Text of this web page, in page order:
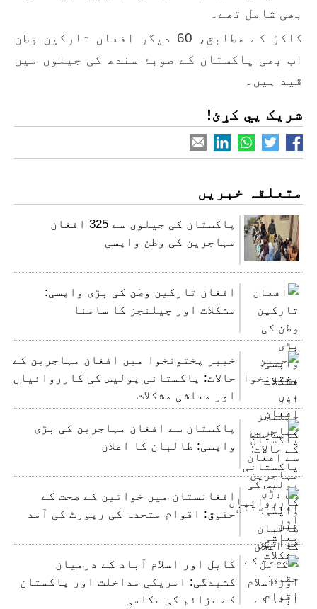
بھی شامل تھے۔
کاکڑ کے مطابق، 60 دیگر افغان تارکین وطن
اب بھی پاکستان کے صوبۂ سندھ کی جیلوں میں
قید ہیں۔
شریک یي کړئ!
متعلقہ خبریں
پاکستان کی جیلوں سے 325 افغان
مہاجرین کی وطن واپسی
افغان تارکین وطن کی بڑی واپسی:
مشکلات اور چیلنجز کا سامنا
خیبر پختونخوا میں افغان مہاجرین کے
حالات: پاکستانی پولیس کی کارروائیاں
اور معاشی مشکلات
پاکستان سے افغان مہاجرین کی بڑی
واپسی: طالبان کا اعلان
افغانستان میں خواتین کے صحت کے
حقوق: اقوام متحدہ کی رپورٹ کی آمد
کابل اور اسلام آباد کے درمیان
کشیدگی: امریکی مداخلت اور پاکستان
کے عزائم کی عکاسی